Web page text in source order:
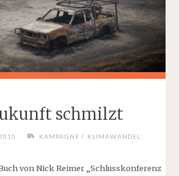
schmilzt
KAMPAGNE / KLIMAWANDEL
von Nick Reimer „Schlusskonferenz